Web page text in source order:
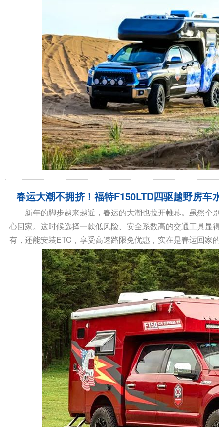
春运大潮不拥挤！福特F150LTD四驱越野房车
新年的脚步越来越近，春运的大潮也拉开帷幕。虽然
心回家。这时候选择一款低风险、安全系数高的交通工具
有，还能安装ETC，享受高速路限免优惠，实在是春运回家